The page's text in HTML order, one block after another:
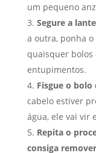
um pequeno
Segure a
a outra, ponha
quaisquer bolos
entupimentos.
Fisgue o bolo
cabelo estiver
água, ele vai vir
Repita o
consiga